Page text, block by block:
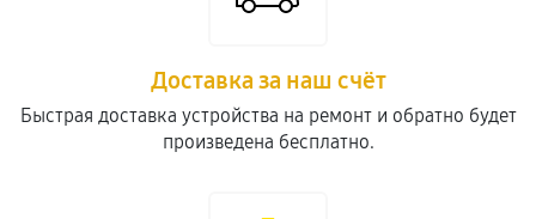
Доставка за наш счёт
Быстрая доставка устройства на ремонт и обратно будет
произведена бесплатно.